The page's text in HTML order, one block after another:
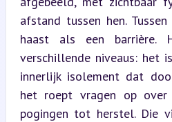
afstand tussen hen.
haast als een barrière.
verschillende niveaus: het
innerlijk isolement dat
het roept vragen op over
pogingen tot herstel. Die